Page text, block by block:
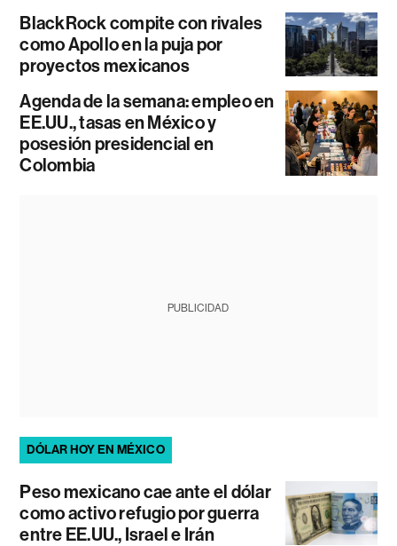
BlackRock compite con rivales
como Apollo en la puja por
proyectos mexicanos
Agenda de la semana: empleo en
EE.UU., tasas en México y
posesión presidencial en
Colombia
PUBLICIDAD
DÓLAR HOY EN MÉXICO
Peso mexicano cae ante el dólar
como activo refugio por guerra
entre EE.UU., Israel e Irán